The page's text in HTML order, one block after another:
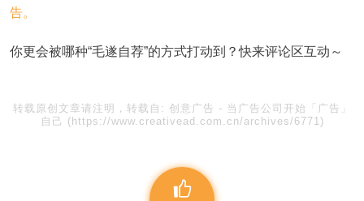
你更会被哪种“毛遂自荐”的方式打动到？快来评论区互动～
转载原创文章请注明，转载自: 创意广告 - 当广告公司开始「广告」
自己 (https://www.creativead.com.cn/archives/6771)